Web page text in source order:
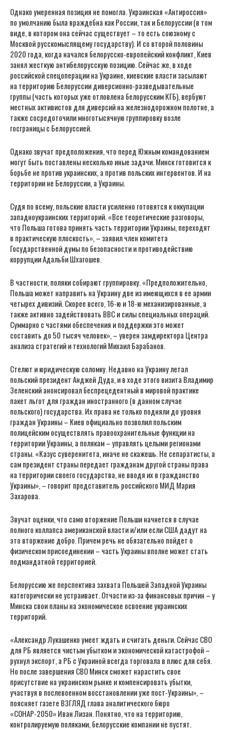
Однако умеренная позиция не помогла. Украинская «Антироссия»
по умолчанию была враждебна как России, так и Белоруссии (в том
виде, в котором она сейчас существует – то есть союзному с
Москвой русскомыслящему государству). И со второй половины
2020 года, когда начался белорусско-европейский конфликт, Киев
занял жесткую антибелорусскую позицию. Сейчас же, в ходе
российской спецоперации на Украине, киевские власти засылают
на территорию Белоруссии диверсионно-разведывательные
группы (часть которых уже отловлена белорусским КГБ), вербуют
местных активистов для диверсий на железнодорожном полотне, а
также сосредоточили многотысячную группировку возле
госграницы с Белоруссией.
Однако звучат предположения, что перед Южным командованием
могут быть поставлены несколько иные задачи. Минск готовится к
борьбе не против украинских, а против польских интервентов. И на
территории не Белоруссии, а Украины.
Судя по всему, польские власти усиленно готовятся к оккупации
западноукраинских территорий. «Все теоретические разговоры,
что Польша готова принять часть территории Украины, переходят
в практическую плоскость», – заявил член комитета
Государственной думы по безопасности и противодействию
коррупции Адальби Шхагошев.
В частности, поляки собирают группировку. «Предположительно,
Польша может направить на Украину две из имеющихся в ее армии
четырех дивизий. Скорее всего, 16-ю и 18-ю механизированные, а
также активно задействовать ВВС и силы специальных операций.
Суммарно с частями обеспечения и поддержки это может
составить до 50 тысяч человек», – уверен замдиректора Центра
анализа стратегий и технологий Михаил Барабанов.
Стелют и юридическую соломку. Недавно на Украину летал
польский президент Анджей Дуда, и в ходе этого визита Владимир
Зеленский анонсировал беспрецедентный в мировой практике
пакет льгот для граждан иностранного (в данном случае
польского) государства. Их права не только подняли до уровня
граждан Украины – Киев официально позволил польским
полицейским осуществлять правоохранительные функции на
территории Украины, а полякам – управлять целыми регионами
страны. «Казус суверенитета, иначе не скажешь. Не сепаратисты, а
сам президент страны передает гражданам другой страны права
на территории своего государства, не вводя их в гражданство
Украины», – говорит представитель российского МИД Мария
Захарова.
Звучат оценки, что само вторжение Польши начнется в случае
полного коллапса американской власти и/или если США дадут на
это вторжение добро. Причем речь не обязательно пойдет о
физическом присоединении – часть Украины вполне может стать
подмандатной территорией.
Белоруссию же перспектива захвата Польшей Западной Украины
категорически не устраивает. Отчасти из-за финансовых причин – у
Минска свои планы на экономическое освоение украинских
территорий.
«Александр Лукашенко умеет ждать и считать деньги. Сейчас СВО
для РБ является чистым убытком и экономической катастрофой –
рухнул экспорт, а РБ с Украиной всегда торговала в плюс для себя.
Но после завершения СВО Минск сможет нарастить свое
присутствие на украинском рынке и компенсировать убытки,
участвуя в послевоенном восстановлении уже пост-Украины», –
поясняет газете ВЗГЛЯД глава аналитического бюро
«СОНАР-2050» Иван Лизан. Понятно, что на территорию,
контролируемую поляками, белорусские компании не пустят.